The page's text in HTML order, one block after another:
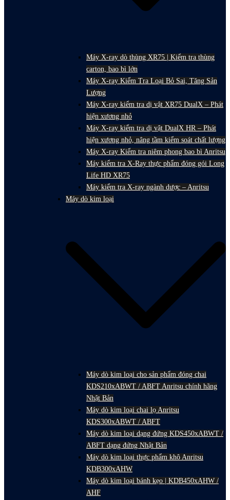
Máy X-ray dò thùng XR75 | Kiểm tra thùng
carton, bao bì lớn
Máy X-ray Kiểm Tra Loại Bỏ Sai, Tăng Sản
Lượng
Máy X-ray kiểm tra dị vật XR75 DualX – Phát
hiện xương nhỏ
Máy X-ray kiểm tra dị vật DualX HR – Phát
hiện xương nhỏ, nâng tầm kiểm soát chất lượng
Máy X-ray Kiểm tra niêm phong bao bì Anritsu
Máy kiểm tra X-Ray thực phẩm đóng gói Long
Life HD XR75
Máy kiểm tra X-ray ngành dược – Anritsu
Máy dò kim loại
Máy dò kim loại cho sản phẩm đóng chai
KDS210xABWT / ABFT Anritsu chính hãng
Nhật Bản
Máy dò kim loại chai lọ Anritsu
KDS300xABWT / ABFT
Máy dò kim loại dạng đứng KDS450xABWT /
ABFT dạng đứng Nhật Bản
Máy dò kim loại thực phẩm khô Anritsu
KDB300xAHW
Máy dò kim loại bánh kẹo | KDB450xAHW /
AHF